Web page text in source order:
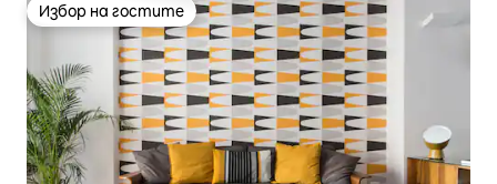
Избор на гостите
Избор на гостите